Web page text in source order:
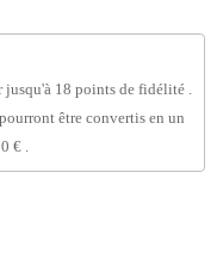
jusqu'à 18 points de fidélité.
être convertis en un
€.